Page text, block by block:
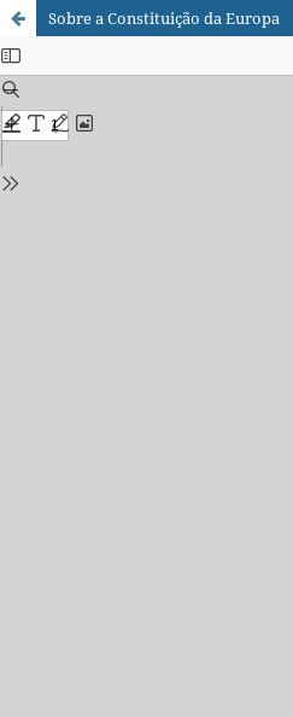
Sobre a Constituição da Europa